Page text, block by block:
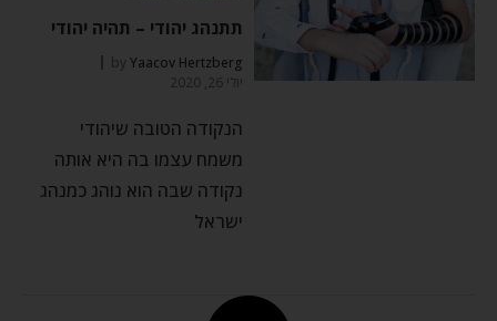
תתנהג יהודי – תהיה יהודי
byYaacov Hertzberg
יולי 26, 2020
הנקודה הטובה שיהודי
משמח עצמו בה היא אותה
נקודה שבה הוא נוהג כמנהג
ישראל